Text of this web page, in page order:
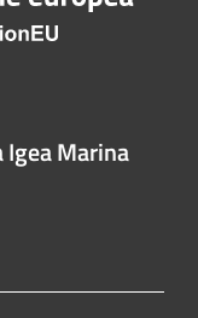
Igea Marina